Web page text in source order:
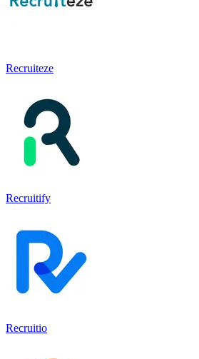
Recruiteze
Recruitify
Recruitio